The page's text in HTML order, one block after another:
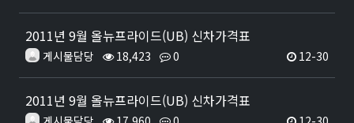
2011년 9월 올뉴프라이드(UB) 신차가격표
게시물담당 18,423 0 12-30
2011년 9월 올뉴프라이드(UB) 신차가격표